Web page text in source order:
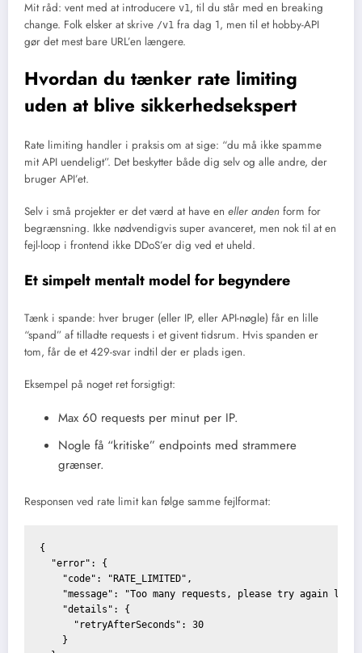
Mit råd: vent med at introducere v1 , til du står med en breaking
change. Folk elsker at skrive /v1 fra dag 1, men til et hobby-API
gør det mest bare URL’en længere.
Hvordan du tænker rate limiting
uden at blive sikkerhedsekspert
Rate limiting handler i praksis om at sige: “du må ikke spamme
mit API uendeligt”. Det beskytter både dig selv og alle andre, der
bruger API’et.
Selv i små projekter er det værd at have en eller anden form for
begrænsning. Ikke nødvendigvis super avanceret, men nok til at en
fejl-loop i frontend ikke DDoS’er dig ved et uheld.
Et simpelt mentalt model for begyndere
Tænk i spande: hver bruger (eller IP, eller API-nøgle) får en lille
“spand” af tilladte requests i et givent tidsrum. Hvis spanden er
tom, får de et 429-svar indtil der er plads igen.
Eksempel på noget ret forsigtigt:
Max 60 requests per minut per IP.
Nogle få “kritiske” endpoints med strammere
grænser.
Responsen ved rate limit kan følge samme fejlformat:
{
  "error": {
    "code": "RATE_LIMITED",
"message": "Too many requests, please try again
    "details": {
      "retryAfterSeconds": 30
    }